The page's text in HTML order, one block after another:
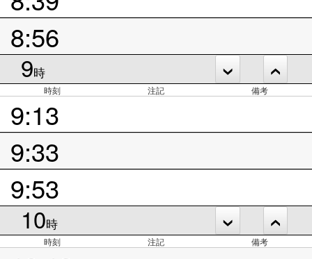
8:56
9時
時刻 注記 備考
9:13
9:33
9:53
10時
時刻 注記 備考